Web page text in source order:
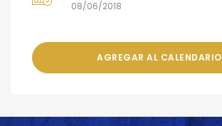
08/06/2018
AGREGAR AL CALENDARIO